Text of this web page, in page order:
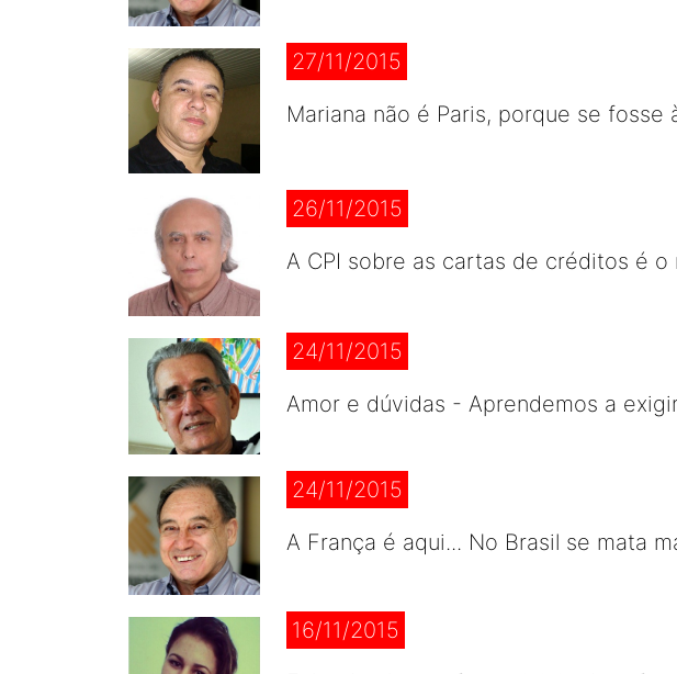
27/11/2015
Mariana não é Paris, porque se
26/11/2015
A CPI sobre as cartas de créditos é
24/11/2015
Amor e dúvidas - Aprendemos a
24/11/2015
A França é aqui... No Brasil se mata
16/11/2015